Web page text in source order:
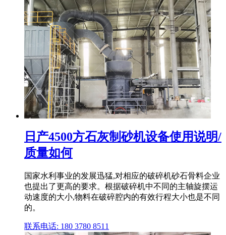
日产4500方石灰制砂机设备使用说明/
质量如何
国家水利事业的发展迅猛,对相应的破碎机砂石骨料企业
也提出了更高的要求。根据破碎机中不同的主轴旋摆运
动速度的大小,物料在破碎腔内的有效行程大小也是不同
的。
联系电话: 180 3780 8511